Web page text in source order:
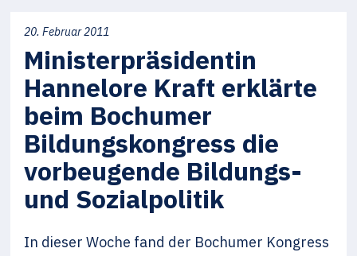
20. Februar 2011
Ministerpräsidentin
Hannelore Kraft erklärte
beim Bochumer
Bildungskongress die
vorbeugende Bildungs-
und Sozialpolitik
In dieser Woche fand der Bochumer Kongress